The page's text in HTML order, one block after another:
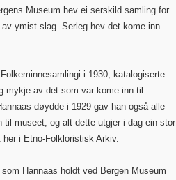
Museum hev ei serskild samling for
ymist slag. Serleg hev det kome inn
i 1930, katalogiserte
mykje av det som var kome inn til
døydde i 1929 gav han også alle
til museet, og alt dette utgjer i dag ein stor
i Etno-Folkloristisk Arkiv.
Hannaas holdt ved Bergen Museum